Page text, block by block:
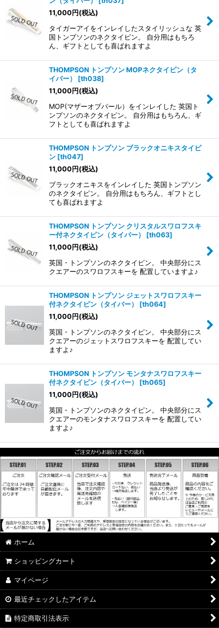
11,000円(税込)
タイガーアイをインレイしたスタイリッシュな 英
国トンプソンのネクタイピン。 自分用はもちろ
ん、ギフトとしても喜ばれますよ
THOMPSON トンプソン MOPネクタイピン（タ
イバー）
[th038]
11,000円(税込)
MOP(マザーオブパール）をインレイした 英国ト
ンプソンのネクタイピン。 自分用はもちろん、ギ
フトとしても喜ばれますよ
THOMPSON トンプソン ブラックオニキスタイピ
ン [th047]
11,000円(税込)
ブラックオニキスをインレイした 英国トンプソン
のネクタイピン。 自分用はもちろん、ギフトとし
ても喜ばれますよ
THOMPSON トンプソン クリスタルスワロフスキ
ー付ネクタイピン（タイバー）
[th063]
11,000円(税込)
英国・トンプソンのネクタイピン。 中央部分にス
クエアーのスワロフスキーを 配置していますよ♪
THOMPSON トンプソン ジェットスワロフスキー
付ネクタイピン（タイバー）
[th064]
11,000円(税込)
英国・トンプソンのネクタイピン。 中央部分にス
クエアーのジェットスワロフスキーを 配置してい
ますよ♪
THOMPSON トンプソン モンタナスワロフスキー
付ネクタイピン（タイバー）
[th065]
11,000円(税込)
英国・トンプソンのネクタイピン。 中央部分にス
クエアーのモンタナスワロフスキーを 配置してい
ますよ♪
ホーム
ショッピングカート
マイページ
最近チェックしたアイテム
特定商取引法表示